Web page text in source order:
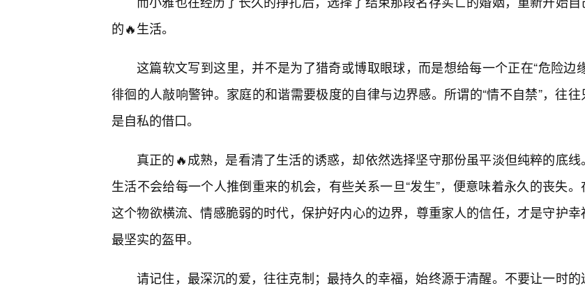
的🔥生活。
这篇软文写到这里，并不是为了猎奇或博取眼球，而是想给每一个正在“危险边
徘徊的人敲响警钟。家庭的和谐需要极度的自律与边界感。所谓的“情不自禁”，往往
是自私的借口。
真正的🔥成熟，是看清了生活的诱惑，却依然选择坚守那份虽平淡但纯粹的底线。
生活不会给每一个人推倒重来的机会，有些关系一旦“发生”，便意味着永久的丧失。
这个物欲横流、情感脆弱的时代，保护好内心的边界，尊重家人的信任，才是守护幸
最坚实的盔甲。
请记住，最深沉的爱，往往克制；最持久的幸福，始终源于清醒。不要让一时的